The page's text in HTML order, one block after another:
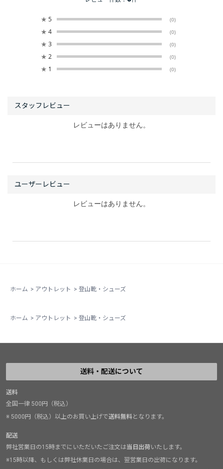
★ 5 (0)
★ 4 (0)
★ 3 (0)
★ 2 (0)
★ 1 (0)
レビューはありません。
レビューはありません。
ホーム > アウトレット > 登山靴・シューズ
ホーム > アウトレット > 登山靴・シューズ
送料・配送について
送料
全国一律 500円（税込）
※ 5000円（税込）以上のお買い上げで送料無料となります。
配送
弊社営業日の15時までにいただいたご注文は当日出荷いたします。
※15時以降、もしくは弊社休業日の場合は、翌営業日の出荷になります。